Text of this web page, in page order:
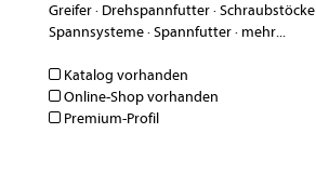
Greifer· Drehspannfutter·Schraubstöcke
Spannsysteme·Spannfutter· mehr...
Katalog vorhanden
Online-Shop vorhanden
Premium-Profil